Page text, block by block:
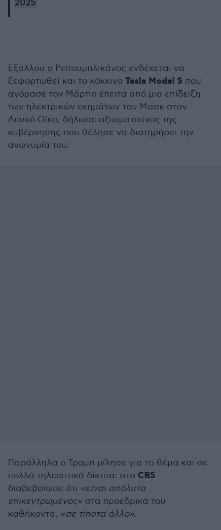
2025
Εξάλλου ο Ρεπουμπλικάνος ενδέχεται να
ξεφορτωθεί και το κόκκινο Tesla Model S που
αγόρασε τον Μάρτιο έπειτα από μια επίδειξη
των ηλεκτρικών οχημάτων του Μασκ στον
Λευκό Οίκο, δήλωσε αξιωματούχος της
κυβέρνησης που θέλησε να διατηρήσει την
ανωνυμία του.
Παράλληλα ο Τραμπ μίλησε για το θέμα και σε
πολλά τηλεοπτικά δίκτυα: στο CBS
διαβεβαίωσε ότι «είναι απόλυτα
επικεντρωμένος» στα προεδρικά του
καθήκοντα, «σε τίποτα άλλο».